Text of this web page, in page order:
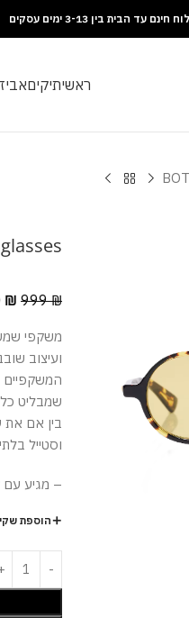
עד הבית בין 3-13 ימים עסקים
ראשיתיקים
999₪
₪
משקפי
ועיצוב
המשקפיים
שמבליט
בין אם את
וסטייל
– מגיע עם
הוספת